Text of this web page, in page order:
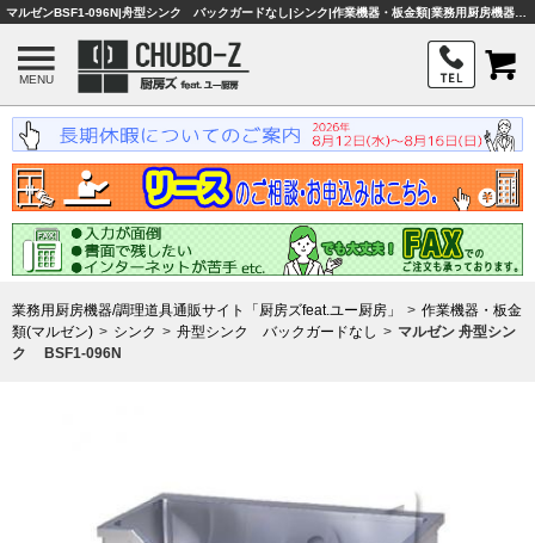
MENU
業務用厨房機器/調理道具通販サイト「厨房ズfeat.ユー厨房」
作業機器・板金
類(マルゼン)
シンク 舟型シンク バックガードなし
マルゼン 舟型シン
ク BSF1-096N